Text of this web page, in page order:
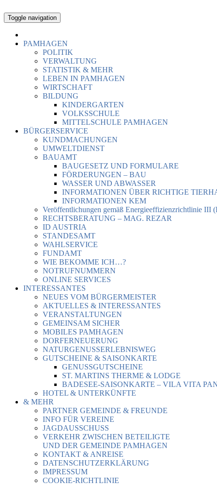
Toggle navigation
PAMHAGEN
POLITIK
VERWALTUNG
STATISTIK & MEHR
LEBEN IN PAMHAGEN
WIRTSCHAFT
BILDUNG
KINDERGARTEN
VOLKSSCHULE
MITTELSCHULE PAMHAGEN
BÜRGERSERVICE
KUNDMACHUNGEN
UMWELTDIENST
BAUAMT
BAUGESETZ UND FORMULARE
FÖRDERUNGEN – BAU
WASSER UND ABWASSER
INFORMATIONEN ÜBER RICHTIGE
INFORMATIONEN KEM
Veröffentlichungen gemäß Energieeffizienzrichtlinie III
RECHTSBERATUNG – MAG. REZAR
ID AUSTRIA
STANDESAMT
WAHLSERVICE
FUNDAMT
WIE BEKOMME ICH…?
NOTRUFNUMMERN
ONLINE SERVICES
INTERESSANTES
NEUES VOM BÜRGERMEISTER
AKTUELLES & INTERESSANTES
VERANSTALTUNGEN
GEMEINSAM SICHER
MOBILES PAMHAGEN
DORFERNEUERUNG
NATURGENUSSERLEBNISWEG
GUTSCHEINE & SAISONKARTE
GENUSSGUTSCHEINE
ST. MARTINS THERME & LODGE
BADESEE-SAISONKARTE – VILA VITA
HOTEL & UNTERKÜNFTE
& MEHR
PARTNER GEMEINDE & FREUNDE
INFO FÜR VEREINE
JAGDAUSSCHUSS
VERKEHR ZWISCHEN BETEILIGTE
UND DER GEMEINDE PAMHAGEN
KONTAKT & ANREISE
DATENSCHUTZERKLÄRUNG
IMPRESSUM
COOKIE-RICHTLINIE